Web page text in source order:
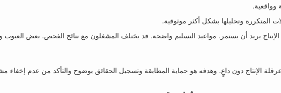
وتحليلها بشكل أكثر موثوقية.
يريد أن يستمر. مواعيد التسليم واضحة. قد يختلف المشغلون مع نتائج الفحص. بعض
الإنتاج دون داعٍ. وهدفه هو حماية المطابقة وتسجيل الحقائق بوضوح والتأكد من عدم